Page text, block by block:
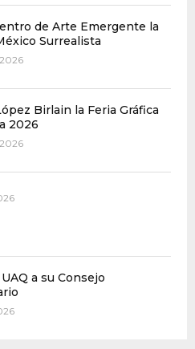
de Arte Emergente la
Surrealista
Birlain la Feria Gráfica
2026
a su Consejo